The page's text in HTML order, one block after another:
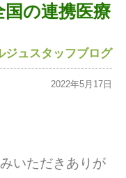
の連携医療
ュスタッフブログ
2022年5月17日
いただきありが